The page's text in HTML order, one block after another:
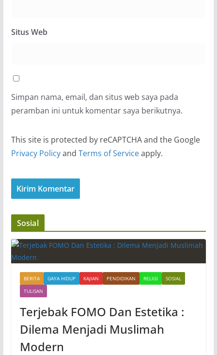
Situs Web
Simpan nama, email, dan situs web saya pada
peramban ini untuk komentar saya berikutnya.
This site is protected by reCAPTCHA and the Google
Privacy Policyand Terms of Serviceapply.
Sosial
BERITA GAYA HIDUP KAJIAN PENDIDIKAN RELIGI
SOSIAL
TULISAN
Terjebak FOMO Dan Estetika :
Dilema Menjadi Muslimah
Modern